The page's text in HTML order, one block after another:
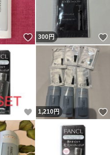
いいね！
300円
いいね！
1,210円